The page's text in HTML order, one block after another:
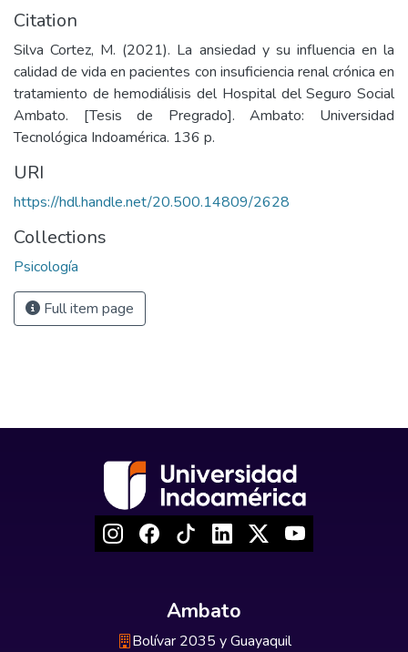
Citation
Silva Cortez, M. (2021). La ansiedad y su influencia en la
calidad de vida en pacientes con insuficiencia renal crónica en
tratamiento de hemodiálisis del Hospital del Seguro Social
Ambato. [Tesis de Pregrado]. Ambato: Universidad
Tecnológica Indoamérica. 136 p.
URI
https://hdl.handle.net/20.500.14809/2628
Collections
Psicología
Full item page
Ambato
Bolívar 2035 y Guayaquil